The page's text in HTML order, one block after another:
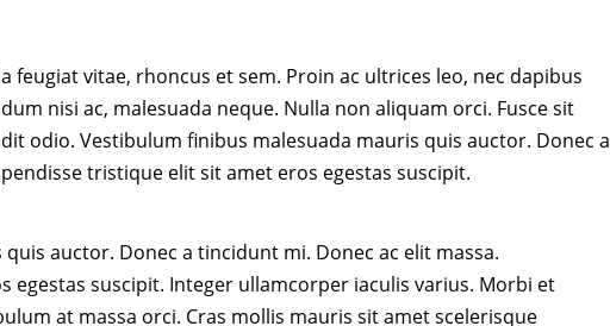
vitae, rhoncus et sem. Proin ac ultrices leo, nec dapibus
nisi ac, malesuada neque. Nulla non aliquam orci. Fusce sit
odio. Vestibulum finibus malesuada mauris quis auctor. Donec a
tristique elit sit amet eros egestas suscipit.
auctor. Donec a tincidunt mi. Donec ac elit massa.
egestas suscipit. Integer ullamcorper iaculis varius. Morbi et
at massa orci. Cras mollis mauris sit amet scelerisque